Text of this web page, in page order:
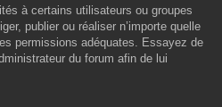
à certains utilisateurs ou groupes
publier ou réaliser n’importe quelle
permissions adéquates. Essayez de
du forum afin de lui